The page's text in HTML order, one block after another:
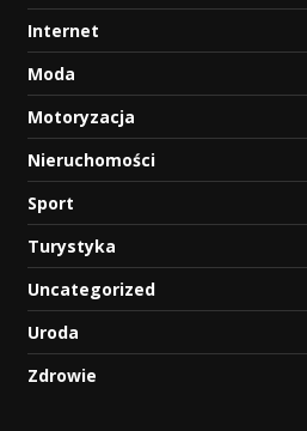
Internet
Moda
Motoryzacja
Nieruchomości
Sport
Turystyka
Uncategorized
Uroda
Zdrowie